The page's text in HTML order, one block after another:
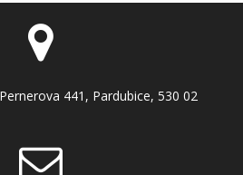
441, Pardubice, 530 02